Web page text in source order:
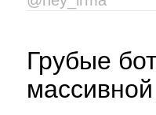
Грубые